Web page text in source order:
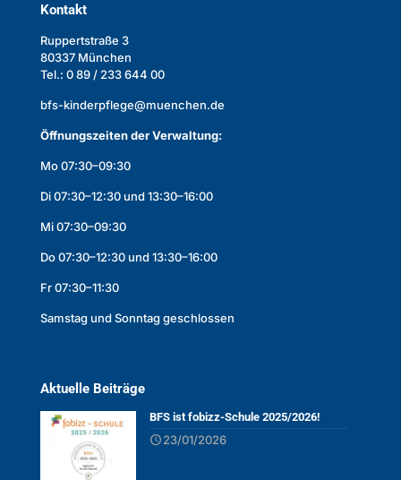
Kontakt
Ruppertstraße 3
80337 München
Tel.: 0 89 / 233 644 00
bfs-kinderpflege@muenchen.de
Öffnungszeiten der Verwaltung:
Mo 07:30–09:30
Di 07:30–12:30 und 13:30–16:00
Mi 07:30–09:30
Do 07:30–12:30 und 13:30–16:00
Fr 07:30–11:30
Samstag und Sonntag geschlossen
Aktuelle Beiträge
BFS ist fobizz-Schule 2025/2026!
23/01/2026